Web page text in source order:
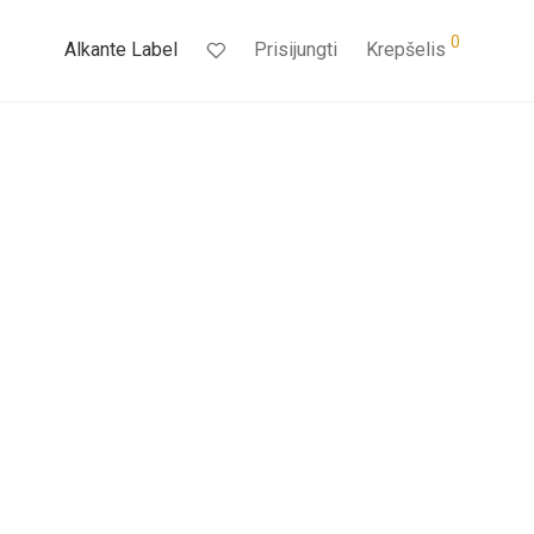
Alkante Label Prisijungti Krepšelis 0